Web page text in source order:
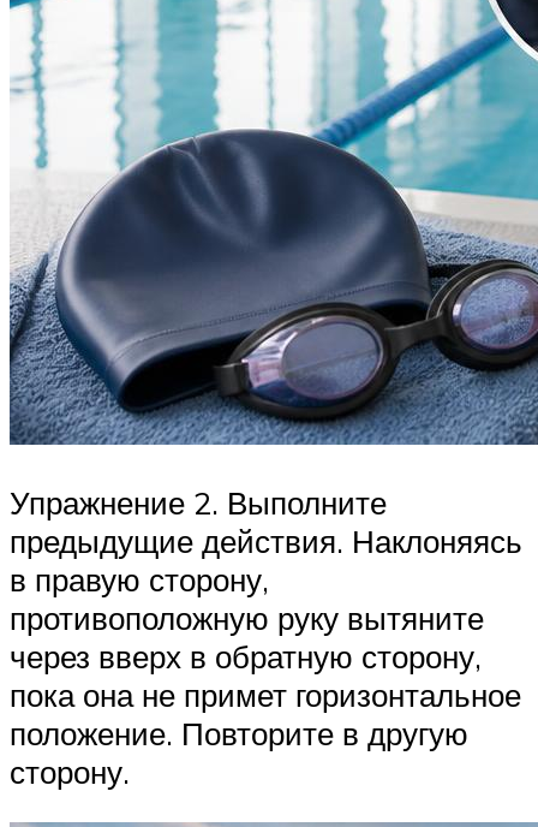
Упражнение 2. Выполните
предыдущие действия. Наклоняясь
в правую сторону,
противоположную руку вытяните
через вверх в обратную сторону,
пока она не примет горизонтальное
положение. Повторите в другую
сторону.